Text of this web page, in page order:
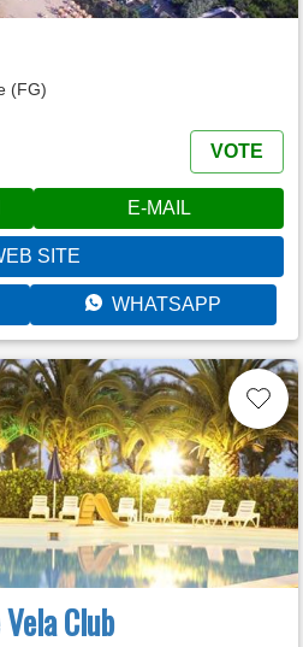
(FG)
VOTE
E-MAIL
SITE
WHATSAPP
Club